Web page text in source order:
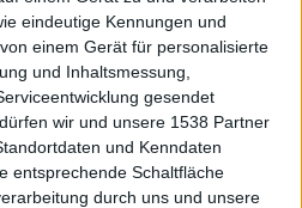
eindeutige Kennungen und
einem Gerät für personalisierte
und Inhaltsmessung,
gesendet
wir und unsere 1538 Partner
und Kenndaten
entsprechende Schaltfläche
durch uns und unsere
Album „Dark
Mit Michael
Dordevic war er dort in
und nahm mit ihnen
Demo „Infestation Of Evil“
Demo haben
Apart“ als Cover-Bonustrack